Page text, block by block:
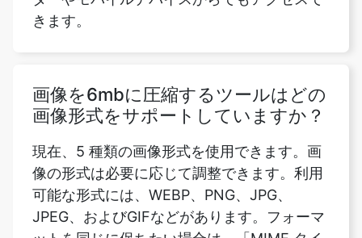
画像を6mbに圧縮するツールはどの
現在、5 種類の画像形式を使用できます。画
像の形式は必要に応じて調整できます。利用
可能な形式には、WEBP、PNG、JPG、
JPEG、およびGIFなどがあります。フォーマ
ットを同じに保ちたい場合は、「MIME タイ
プを入力」オプションを選択してください。
画像をアップロードしたら、ページの一番下